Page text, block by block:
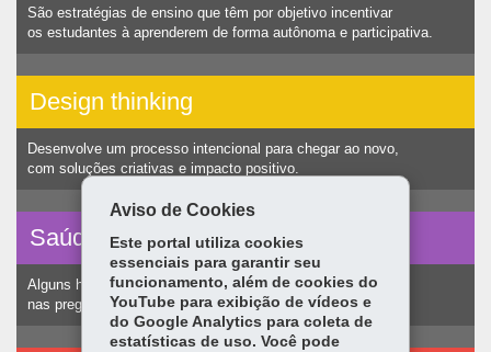
São estratégias de ensino que têm por objetivo incentivar
os estudantes à aprenderem de forma autônoma e participativa.
Design thinking
Desenvolve um processo intencional para chegar ao novo,
com soluções criativas e impacto positivo.
Saúde vocal
Alguns hábitos humanos podem ocasionar nódulos
nas pregas vocais e consequentemente alteração na voz.
Aviso de Cookies
Este portal utiliza cookies
essenciais para garantir seu
funcionamento, além de cookies do
YouTube para exibição de vídeos e
do Google Analytics para coleta de
estatísticas de uso. Você pode